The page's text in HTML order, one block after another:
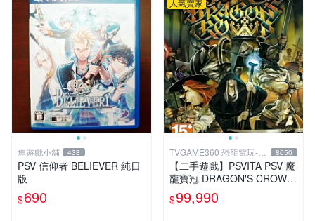
隼遊戲小舖 438
PSV 信仰者 BELIEVER 純日
版
$690
人氣賣家
TVGAME360 恐龍電玩-台
中店
8650
【二手遊戲】PSVITA PSV 魔
龍寶冠 DRAGON'S CROWN
中文版【台中恐龍電玩】
$99,990